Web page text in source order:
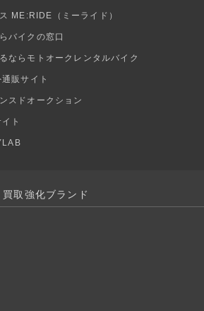
ME:RIDE（ミーライド）
バイクの窓口
ならモトオークレンタルバイク
販サイト
スドオークション
ト
買取強化ブランド